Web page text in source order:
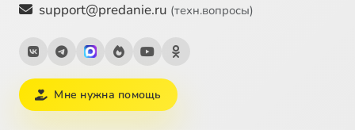
support@predanie.ru (техн.вопросы)
Мне нужна помощь